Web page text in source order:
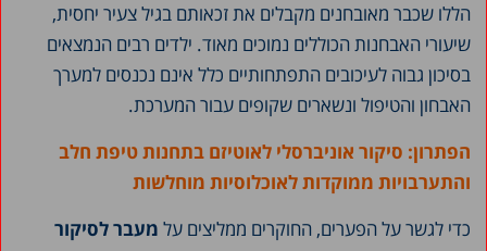
הללו שכבר מאובחנים מקבלים את זכאותם בגיל צעיר יחסית,
שיעורי האבחנות הכוללים נמוכים מאוד. ילדים רבים הנמצאים
בסיכון גבוה לעיכובים התפתחותיים כלל אינם נכנסים למערך
האבחון והטיפול ונשארים שקופים עבור המערכת.
הפתרון: סיקור אוניברסלי לאוטיזם בתחנות טיפת חלב
והתערבויות ממוקדות לאוכלוסיות מוחלשות
כדי לגשר על הפערים, החוקרים ממליצים על מעבר לסיקור